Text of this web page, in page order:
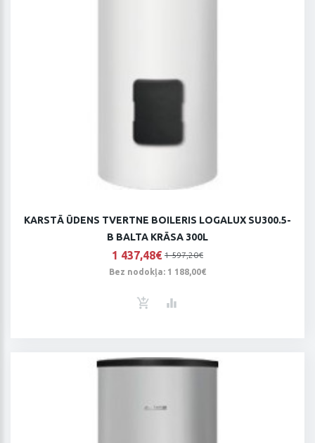
KARSTĀ ŪDENS TVERTNE BOILERIS LOGALUX SU300.5-
B BALTA KRĀSA 300L
1 437,48€ 1 597,20€
Bez nodokļa: 1 188,00€